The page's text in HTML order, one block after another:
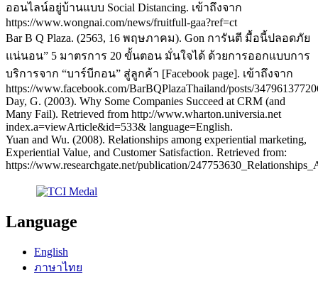
ออนไลน์อยู่บ้านแบบ Social Distancing. เข้าถึงจาก
https://www.wongnai.com/news/fruitfull-gaa?ref=ct
Bar B Q Plaza. (2563, 16 พฤษภาคม). Gon การันตี มื้อนี้ปลอดภัย
แน่นอน” 5 มาตรการ 20 ขั้นตอน มั่นใจได้ ด้วยการออกแบบการ
บริการจาก “บาร์บีกอน” สู่ลูกค้า [Facebook page]. เข้าถึงจาก
https://www.facebook.com/BarBQPlazaThailand/posts/
Day, G. (2003). Why Some Companies Succeed at CRM (and
Many Fail). Retrieved from http://www.wharton.universia.net
index.a=viewArticle&id=533& language=English.
Yuan and Wu. (2008). Relationships among experiential marketing,
Experiential Value, and Customer Satisfaction. Retrieved from:
https://www.researchgate.net/publication/
Language
English
ภาษาไทย